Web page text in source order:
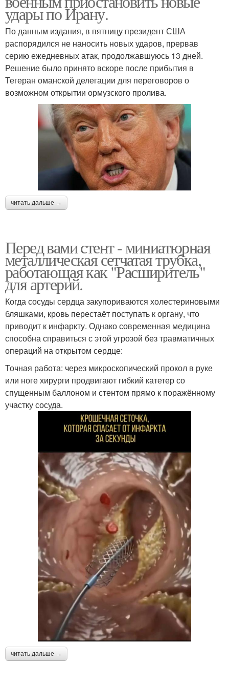
удары по Ирану.
По данным издания, в пятницу президент США
распорядился не наносить новых ударов, прервав
серию ежедневных атак, продолжавшуюсь 13 дней.
Решение было принято вскоре после прибытия в
Тегеран оманской делегации для переговоров о
возможном открытии ормузского пролива.
читать дальше →
Перед вами стент - миниатюрная
металлическая сетчатая трубка,
работающая как "Расширитель"
для артерий.
Когда сосуды сердца закупориваются холестериновыми
бляшками, кровь перестаёт поступать к органу, что
приводит к инфаркту. Однако современная медицина
способна справиться с этой угрозой без травматичных
операций на открытом сердце:
Точная работа: через микроскопический прокол в руке
или ноге хирурги продвигают гибкий катетер со
спущенным баллоном и стентом прямо к поражённому
участку сосуда.
читать дальше →